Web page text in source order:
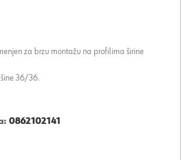
za brzu montažu na profilima širine
36/36.
0862102141